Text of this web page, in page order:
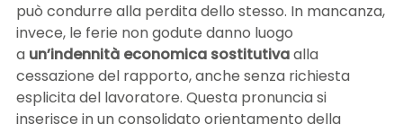
può condurre alla perdita dello stesso. In mancanza,
invece, le ferie non godute danno luogo
a un’indennità economica sostitutivaalla
cessazione del rapporto, anche senza richiesta
esplicita del lavoratore. Questa pronuncia si
inserisce in un consolidato orientamento della